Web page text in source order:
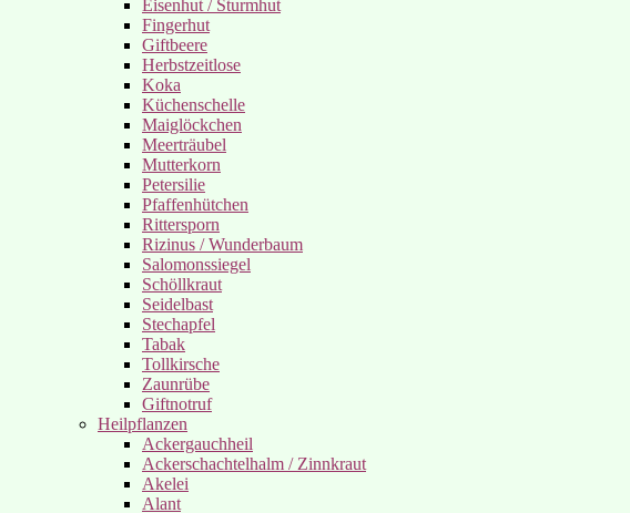
Eisenhut / Sturmhut
Fingerhut
Giftbeere
Herbstzeitlose
Koka
Küchenschelle
Maiglöckchen
Meerträubel
Mutterkorn
Petersilie
Pfaffenhütchen
Rittersporn
Rizinus / Wunderbaum
Salomonssiegel
Schöllkraut
Seidelbast
Stechapfel
Tabak
Tollkirsche
Zaunrübe
Giftnotruf
Heilpflanzen
Ackergauchheil
Ackerschachtelhalm / Zinnkraut
Akelei
Alant